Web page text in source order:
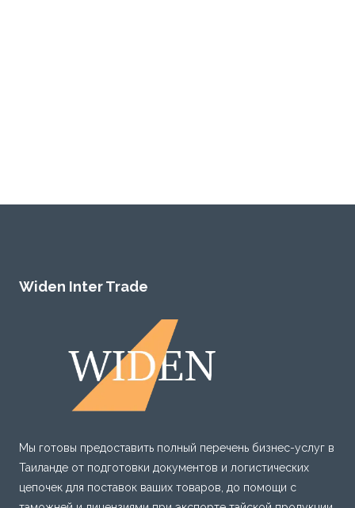
Widen Inter Trade
Мы готовы предоставить полный перечень бизнес-услуг в
Таиланде от подготовки документов и логистических
цепочек для поставок ваших товаров, до помощи с